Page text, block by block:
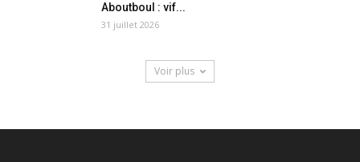
Aboutboul : vif...
31 juillet 2026
Voir plus